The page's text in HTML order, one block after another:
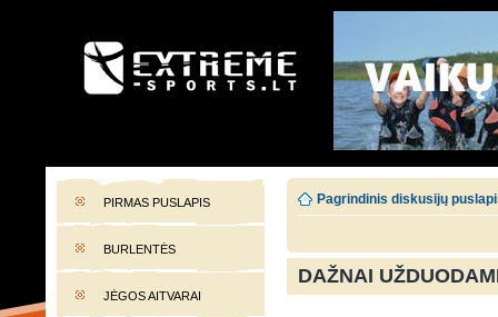
EXTREME-SPORTS.LT
PIRMAS PUSLAPIS
BURLENTĖS
JĖGOS AITVARAI
Pagrindinis diskusijų
DAŽNAI